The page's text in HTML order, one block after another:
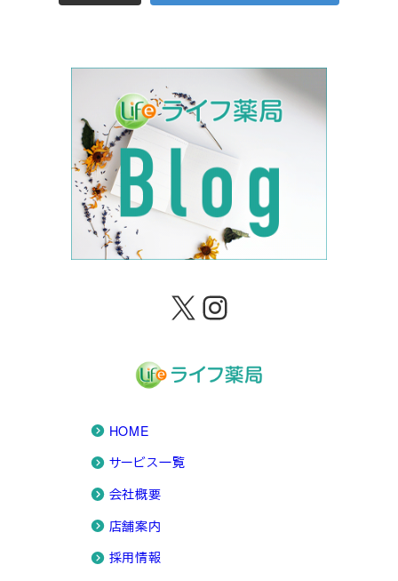
X Instagram
HOME
サービス一覧
会社概要
店舗案内
採用情報